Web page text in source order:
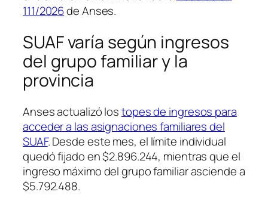
111/2026de Anses.
SUAF varía según ingresos
del grupo familiar y la
provincia
Anses actualizó lostopes de ingresos para
acceder a las asignaciones familiares del
SUAF. Desde este mes, el límite individual
quedó fijado en $2.896.244, mientras que el
ingreso máximo del grupo familiar asciende a
$5.792.488.